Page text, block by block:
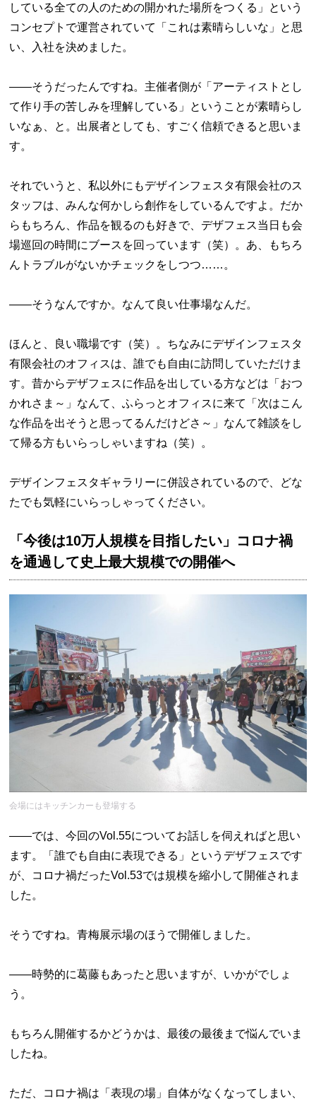
している全ての人のための開かれた場所をつくる」という
コンセプトで運営されていて「これは素晴らしいな」と思
い、入社を決めました。
――そうだったんですね。主催者側が「アーティストとし
て作り手の苦しみを理解している」ということが素晴らし
いなぁ、と。出展者としても、すごく信頼できると思いま
す。
それでいうと、私以外にもデザインフェスタ有限会社のス
タッフは、みんな何かしら創作をしているんですよ。だか
らもちろん、作品を観るのも好きで、デザフェス当日も会
場巡回の時間にブースを回っています（笑）。あ、もちろ
んトラブルがないかチェックをしつつ……。
――そうなんですか。なんて良い仕事場なんだ。
ほんと、良い職場です（笑）。ちなみにデザインフェスタ
有限会社のオフィスは、誰でも自由に訪問していただけま
す。昔からデザフェスに作品を出している方などは「おつ
かれさま～」なんて、ふらっとオフィスに来て「次はこん
な作品を出そうと思ってるんだけどさ～」なんて雑談をし
て帰る方もいらっしゃいますね（笑）。
デザインフェスタギャラリーに併設されているので、どな
たでも気軽にいらっしゃってください。
「今後は10万人規模を目指したい」コロナ禍
を通過して史上最大規模での開催へ
会場にはキッチンカーも登場する
――では、今回のVol.55についてお話しを伺えればと思い
ます。「誰でも自由に表現できる」というデザフェスです
が、コロナ禍だったVol.53では規模を縮小して開催されま
した。
そうですね。青梅展示場のほうで開催しました。
――時勢的に葛藤もあったと思いますが、いかがでしょ
う。
もちろん開催するかどうかは、最後の最後まで悩んでいま
したね。
ただ、コロナ禍は「表現の場」自体がなくなってしまい、